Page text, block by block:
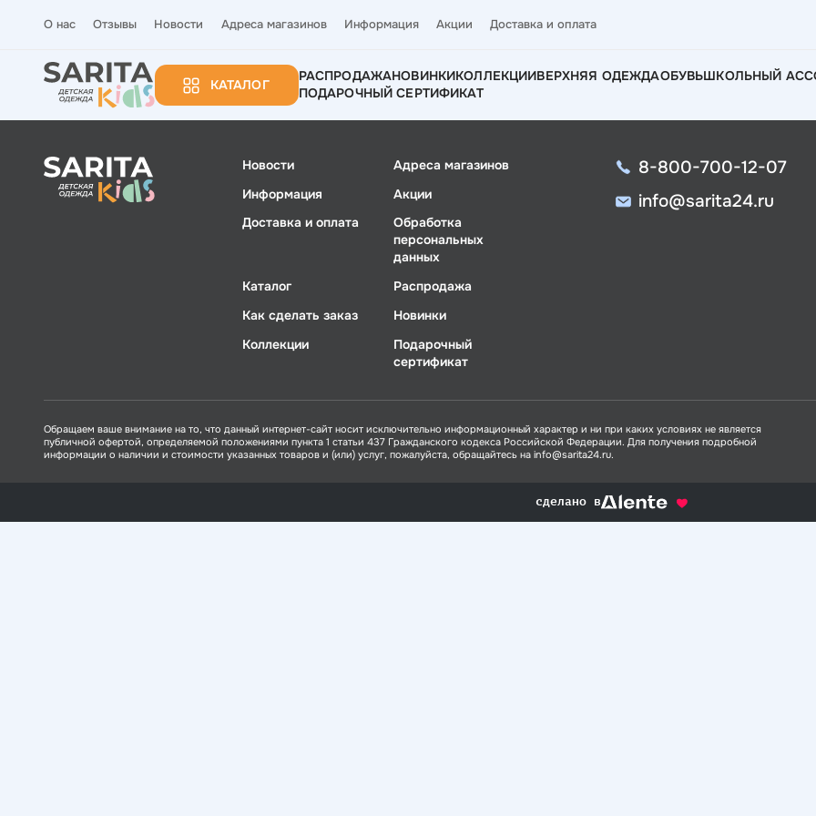
О нас Отзывы Новости Адреса магазинов Информация Акции Доставка и оплата
КАТАЛОГ
РАСПРОДАЖАНОВИНКИКОЛЛЕКЦИИВЕРХНЯЯ ОДЕЖДАОБУВЬШКОЛЬНЫЙ
ПОДАРОЧНЫЙ СЕРТИФИКАТ
Новости
Адреса магазинов
Информация
Акции
Доставка и оплата
Обработка
персональных
данных
Каталог
Распродажа
Как сделать заказ
Новинки
Коллекции
Подарочный
сертификат
8-800-700-12-07
info@sarita24.ru
Обращаем ваше внимание на то, что данный интернет-сайт носит исключительно информационный характер и ни при каких условиях не является
публичной офертой, определяемой положениями пункта 1 статьи 437 Гражданского кодекса Российской Федерации. Для получения подробной
информации о наличии и стоимости указанных товаров и (или) услуг, пожалуйста, обращайтесь на info@sarita24.ru.
сделано в alente